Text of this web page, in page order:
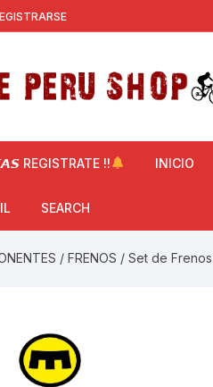
REGISTRATE !! INICIO
SEARCH
/ FRENOS / Set de